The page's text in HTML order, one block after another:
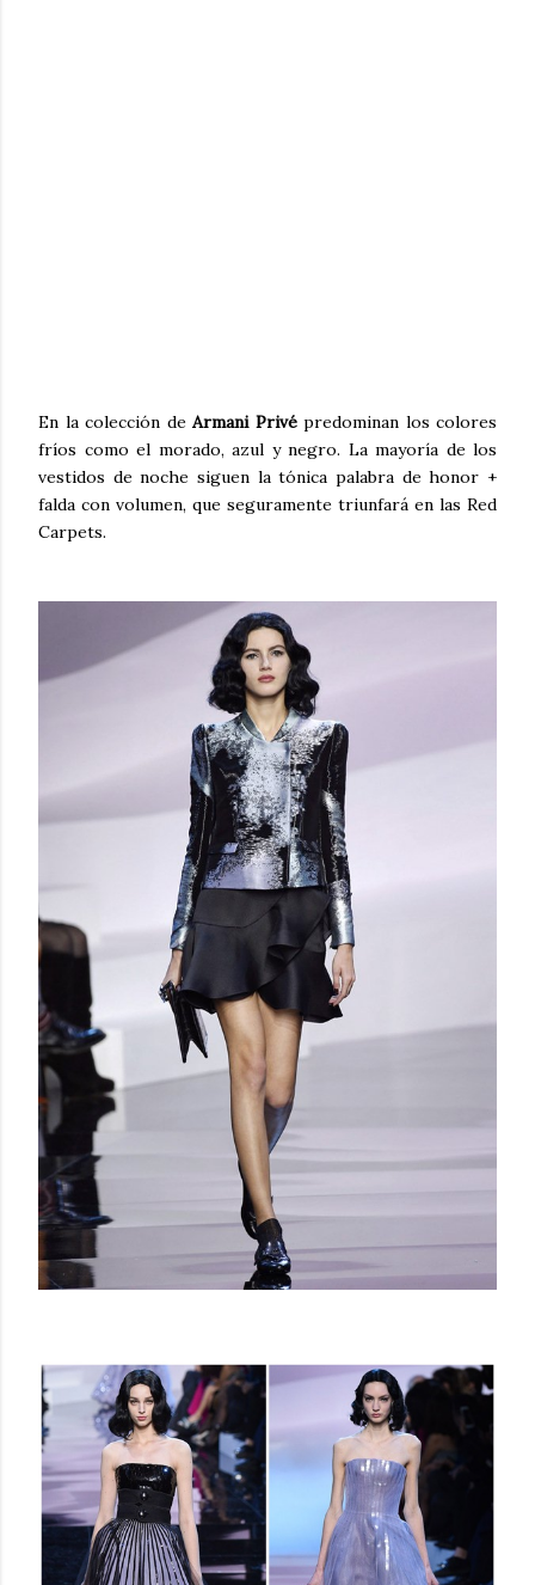
En la colección de Armani Privé predominan los colores
fríos como el morado, azul y negro. La mayoría de los
vestidos de noche siguen la tónica palabra de honor +
falda con volumen, que seguramente triunfará en las Red
Carpets.